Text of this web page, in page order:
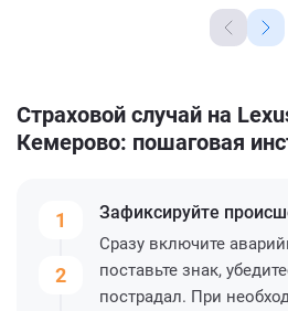
Страховой случай на
Кемерово: пошаговая
1
2
Зафиксируйте
Сразу включите
поставьте знак,
пострадал. При